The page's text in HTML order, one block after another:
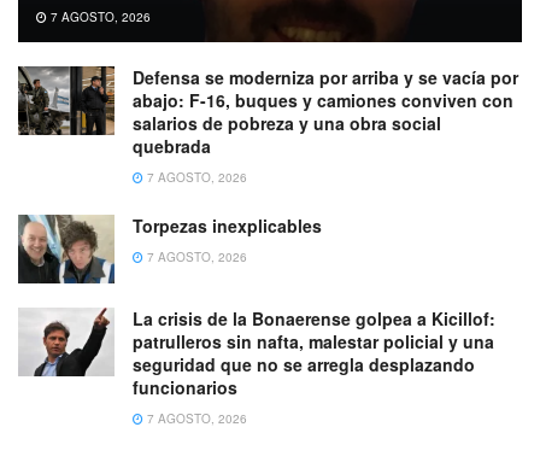
7 AGOSTO, 2026
Defensa se moderniza por arriba y se vacía por
abajo: F-16, buques y camiones conviven con
salarios de pobreza y una obra social
quebrada
7 AGOSTO, 2026
Torpezas inexplicables
7 AGOSTO, 2026
La crisis de la Bonaerense golpea a Kicillof:
patrulleros sin nafta, malestar policial y una
seguridad que no se arregla desplazando
funcionarios
7 AGOSTO, 2026